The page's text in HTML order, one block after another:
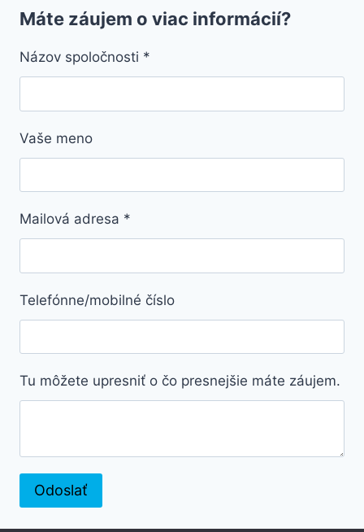
Máte záujem o viac informácií?
Názov spoločnosti *
Vaše meno
Mailová adresa *
Telefónne/mobilné číslo
Tu môžete upresniť o čo presnejšie máte záujem.
Odoslať